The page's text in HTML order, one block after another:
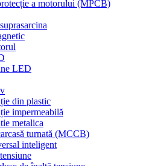
a motorului (MPCB)
LED
din plastic
impermeabilă
metalica
turnată (MCCB)
inteligent